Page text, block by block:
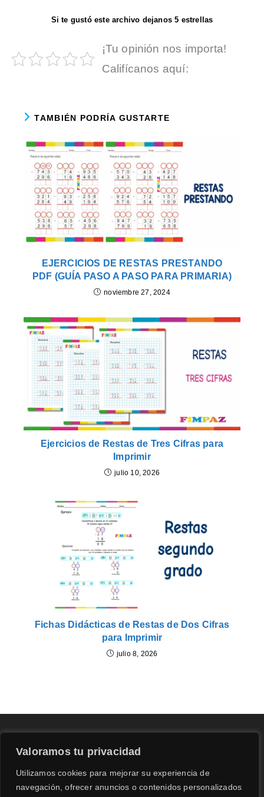
Valoramos tu privacidad
Utilizamos cookies para mejorar su experiencia de
navegación, ofrecer anuncios o contenidos personalizados
Si te gustó este archivo dejanos 5 estrellas
¡Tu opinión nos importa!
Califícanos aquí:
TAMBIÉN PODRÍA GUSTARTE
EJERCICIOS DE RESTAS PRESTANDO
PDF (GUÍA PASO A PASO PARA PRIMARIA)
noviembre 27, 2024
Ejercicios de Restas de Tres Cifras para
Imprimir
julio 10, 2026
Fichas Didácticas de Restas de Dos Cifras
para Imprimir
julio 8, 2026